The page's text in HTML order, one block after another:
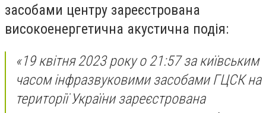
засобами центру зареєстрована
високоенергетична акустична подія:
«19 квітня 2023 року о 21:57 за київським
часом інфразвуковими засобами ГЦСК на
території України зареєстрована